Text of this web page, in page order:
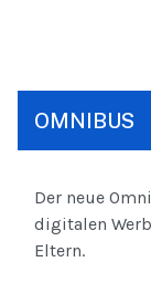
OMNIBUS
Der neue
digitalen
Eltern.